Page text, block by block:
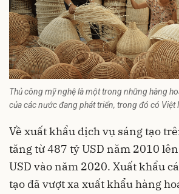
Thủ công mỹ nghệ là một trong những hàng
của các nước đang phát triển, trong đó có Việt
Về xuất khẩu dịch vụ sáng tạo
tăng từ 487 tỷ USD năm 2010
USD vào năm 2020. Xuất khẩu
tạo đã vượt xa xuất khẩu hàng